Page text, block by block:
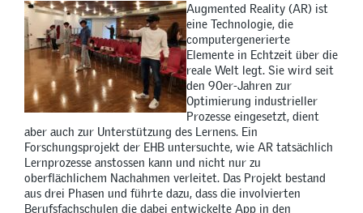
Augmented Reality (AR) ist
eine Technologie, die
computergenerierte
Elemente in Echtzeit über die
reale Welt legt. Sie wird seit
den 90er-Jahren zur
Optimierung industrieller
Prozesse eingesetzt, dient
aber auch zur Unterstützung des Lernens. Ein
Forschungsprojekt der EHB untersuchte, wie AR tatsächlich
Lernprozesse anstossen kann und nicht nur zu
oberflächlichem Nachahmen verleitet. Das Projekt bestand
aus drei Phasen und führte dazu, dass die involvierten
Berufsfachschulen die dabei entwickelte App in den